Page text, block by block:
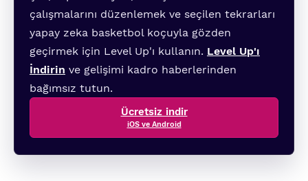
çalışmalarını düzenlemek ve seçilen tekrarları
yapay zeka basketbol koçuyla gözden
geçirmek için Level Up'ı kullanın. Level Up'ı
İndirin ve gelişimi kadro haberlerinden
bağımsız tutun.
Ücretsiz indir
iOS ve Android